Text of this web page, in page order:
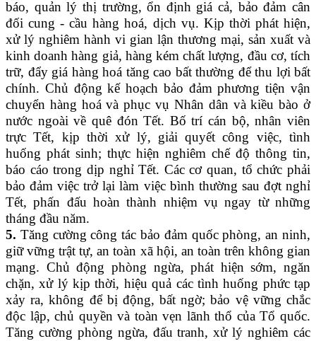
báo, quản lý thị trường, ổn định giá cả, bảo đảm cân
đối cung - cầu hàng hoá, dịch vụ. Kịp thời phát hiện,
xử lý nghiêm hành vi gian lận thương mại, sản xuất và
kinh doanh hàng giả, hàng kém chất lượng, đầu cơ, tích
trữ, đẩy giá hàng hoá tăng cao bất thường để thu lợi bất
chính. Chủ động kế hoạch bảo đảm phương tiện vận
chuyển hàng hoá và phục vụ Nhân dân và kiều bào ở
nước ngoài về quê đón Tết. Bố trí cán bộ, nhân viên
trực Tết, kịp thời xử lý, giải quyết công việc, tình
huống phát sinh; thực hiện nghiêm chế độ thông tin,
báo cáo trong dịp nghỉ Tết. Các cơ quan, tổ chức phải
bảo đảm việc trở lại làm việc bình thường sau đợt nghỉ
Tết, phấn đấu hoàn thành nhiệm vụ ngay từ những
tháng đầu năm.
5. Tăng cường công tác bảo đảm quốc phòng, an ninh,
giữ vững trật tự, an toàn xã hội, an toàn trên không gian
mạng. Chủ động phòng ngừa, phát hiện sớm, ngăn
chặn, xử lý kịp thời, hiệu quả các tình huống phức tạp
xảy ra, không để bị động, bất ngờ; bảo vệ vững chắc
độc lập, chủ quyền và toàn vẹn lãnh thổ của Tổ quốc.
Tăng cường phòng ngừa, đấu tranh, xử lý nghiêm các